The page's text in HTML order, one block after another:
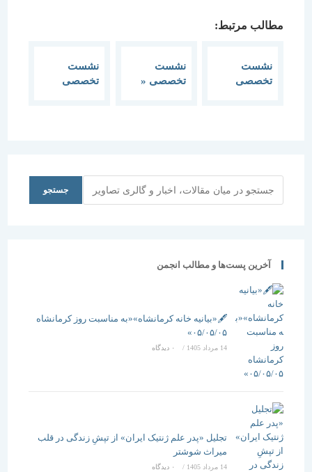
مطالب مرتبط:
نشست
تخصصی
نشست
تخصصی «
جنگ‌های
نشست
تخصصی
جستجو
آخرین پست‌ها و مطالب انجمن
🖋️«بیانیه خانه کرمانشاه»«به مناسبت روز کرمانشاه
۰۵/۰۵/۰۵»
/ ۰ دیدگاه
تجلیل «پدر علم ژنتیک ایران» از تپشِ زندگی در قلب
میراث شوشتر
14 مرداد 1405 / ۰ دیدگاه